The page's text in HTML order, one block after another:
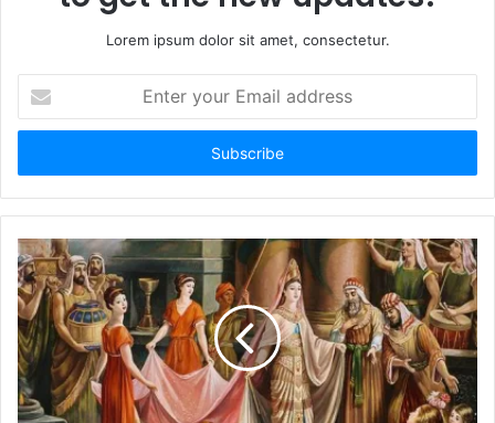
Lorem ipsum dolor sit amet, consectetur.
t
r
y
u
r
E
m
a
i
l
a